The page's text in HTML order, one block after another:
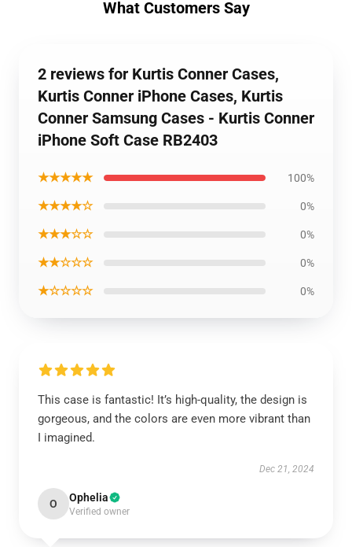
What Customers Say
2 reviews for Kurtis Conner Cases,
Kurtis Conner iPhone Cases, Kurtis
Conner Samsung Cases - Kurtis Conner
iPhone Soft Case RB2403
★★★★★ 100%
★★★★☆ 0%
★★★☆☆ 0%
★★☆☆☆ 0%
★☆☆☆☆ 0%
This case is fantastic! It’s high-quality, the design is
gorgeous, and the colors are even more vibrant than
I imagined.
Dec 21, 2024
O Ophelia
Verified owner